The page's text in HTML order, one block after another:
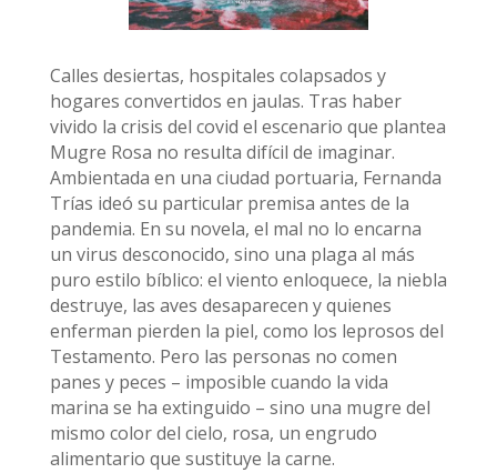
Calles desiertas, hospitales colapsados y
hogares convertidos en jaulas. Tras haber
vivido la crisis del covid el escenario que plantea
Mugre Rosa no resulta difícil de imaginar.
Ambientada en una ciudad portuaria, Fernanda
Trías ideó su particular premisa antes de la
pandemia. En su novela, el mal no lo encarna
un virus desconocido, sino una plaga al más
puro estilo bíblico: el viento enloquece, la niebla
destruye, las aves desaparecen y quienes
enferman pierden la piel, como los leprosos del
Testamento. Pero las personas no comen
panes y peces – imposible cuando la vida
marina se ha extinguido – sino una mugre del
mismo color del cielo, rosa, un engrudo
alimentario que sustituye la carne.